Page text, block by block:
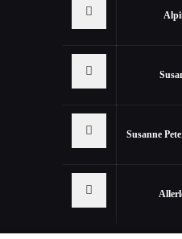
Susanne